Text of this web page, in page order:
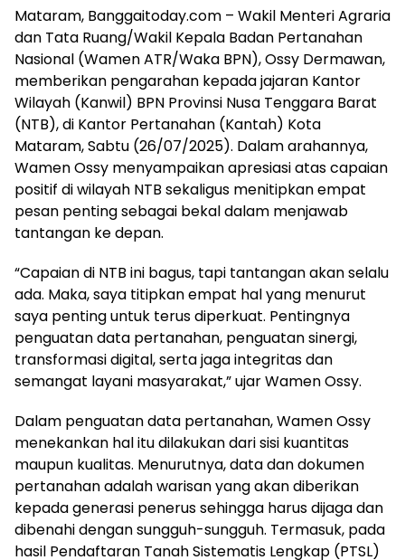
Mataram, Banggaitoday.com – Wakil Menteri Agraria
dan Tata Ruang/Wakil Kepala Badan Pertanahan
Nasional (Wamen ATR/Waka BPN), Ossy Dermawan,
memberikan pengarahan kepada jajaran Kantor
Wilayah (Kanwil) BPN Provinsi Nusa Tenggara Barat
(NTB), di Kantor Pertanahan (Kantah) Kota
Mataram, Sabtu (26/07/2025). Dalam arahannya,
Wamen Ossy menyampaikan apresiasi atas capaian
positif di wilayah NTB sekaligus menitipkan empat
pesan penting sebagai bekal dalam menjawab
tantangan ke depan.
“Capaian di NTB ini bagus, tapi tantangan akan selalu
ada. Maka, saya titipkan empat hal yang menurut
saya penting untuk terus diperkuat. Pentingnya
penguatan data pertanahan, penguatan sinergi,
transformasi digital, serta jaga integritas dan
semangat layani masyarakat,” ujar Wamen Ossy.
Dalam penguatan data pertanahan, Wamen Ossy
menekankan hal itu dilakukan dari sisi kuantitas
maupun kualitas. Menurutnya, data dan dokumen
pertanahan adalah warisan yang akan diberikan
kepada generasi penerus sehingga harus dijaga dan
dibenahi dengan sungguh-sungguh. Termasuk, pada
hasil Pendaftaran Tanah Sistematis Lengkap (PTSL)